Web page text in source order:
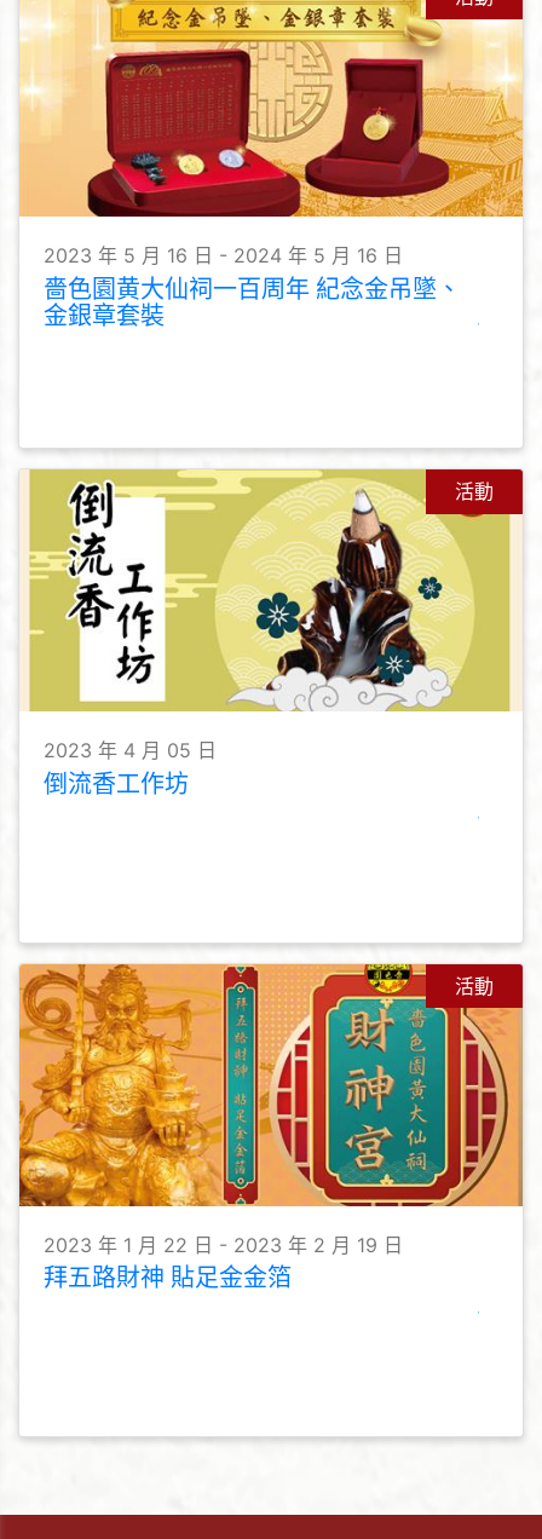
2023 年 5 月 16 日 - 2024 年 5 月 16 日
嗇色園黄大仙祠一百周年 紀念金吊墜、
金銀章套裝
活動
2023 年 4 月 05 日
倒流香工作坊
活動
2023 年 1 月 22 日 - 2023 年 2 月 19 日
拜五路財神 貼足金金箔